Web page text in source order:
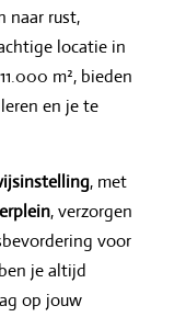
naar rust,
locatie in
m², bieden
en je te
, met
, verzorgen
voor
je altijd
op jouw